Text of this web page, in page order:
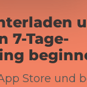
7-Tage-
Store und